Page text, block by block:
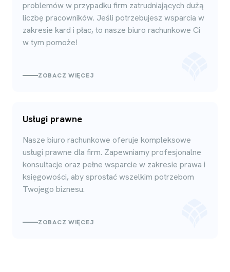
problemów w przypadku firm zatrudniających dużą
liczbę pracowników. Jeśli potrzebujesz wsparcia w
zakresie kard i płac, to nasze biuro rachunkowe Ci
w tym pomoże!
ZOBACZ WIĘCEJ
Usługi prawne
Nasze biuro rachunkowe oferuje kompleksowe
usługi prawne dla firm. Zapewniamy profesjonalne
konsultacje oraz pełne wsparcie w zakresie prawa i
księgowości, aby sprostać wszelkim potrzebom
Twojego biznesu.
ZOBACZ WIĘCEJ